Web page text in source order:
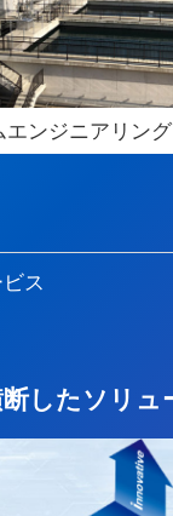
ンジニアリング
ス
したソリ